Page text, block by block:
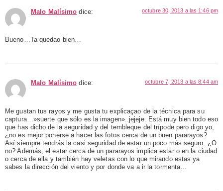
Malo Malísimo dice: octubre 30, 2013 a las 1:46 pm
Bueno…Ta quedao bien…
Malo Malísimo dice: octubre 7, 2013 a las 8:44 am
Me gustan tus rayos y me gusta tu explicaçao de la técnica para su
captura…»suerte que sólo es la imagen»..jejeje. Está muy bien todo eso
que has dicho de la seguridad y del tembleque del trípode pero digo yo,
¿no es mejor ponerse a hacer las fotos cerca de un buen pararayos?
Así siempre tendrás la casi seguridad de estar un poco más seguro. ¿O
no? Además, el estar cerca de un pararayos implica estar o en la ciudad
o cerca de ella y también hay veletas con lo que mirando estas ya
sabes la dirección del viento y por donde va a ir la tormenta…